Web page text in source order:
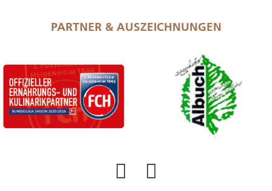
PARTNER & AUSZEICHNUNGEN